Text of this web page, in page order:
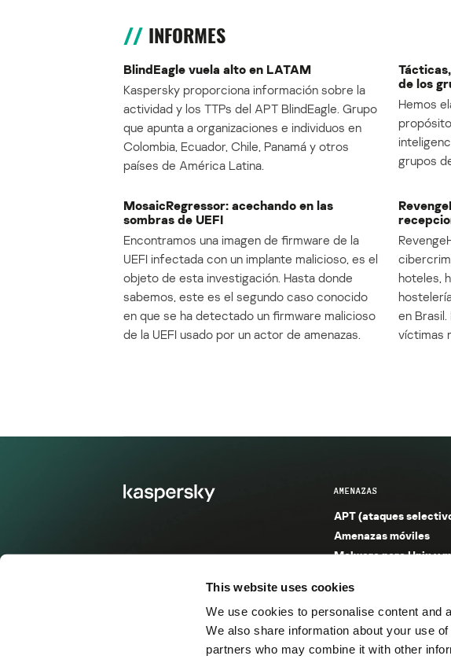
This website uses cookies
We use cookies to personalise content and
We also share information about your use
partners who may combine it with other
INFORMES
BlindEagle vuela alto en LATAM
Kaspersky proporciona información sobre la
actividad y los TTPs del APT BlindEagle. Grupo
que apunta a organizaciones e individuos en
Colombia, Ecuador, Chile, Panamá y otros
países de América Latina.
de los
Hemos
grupos
MosaicRegressor: acechando en las
sombras de UEFI
Encontramos una imagen de firmware de la
UEFI infectada con un implante malicioso, es el
objeto de esta investigación. Hasta donde
sabemos, este es el segundo caso conocido
en que se ha detectado un firmware malicioso
de la UEFI usado por un actor de amenazas.
hoteles,
en
víctimas
AMENAZAS
APT (ataques
Amenazas móviles
Malware para Unix y
Entorno seguro (IoT)
Amenazas financieras
Amenazas industriales
Spam y phishing